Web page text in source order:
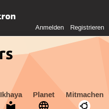
Anmelden Registrieren
Ikhaya Planet Mitmachen